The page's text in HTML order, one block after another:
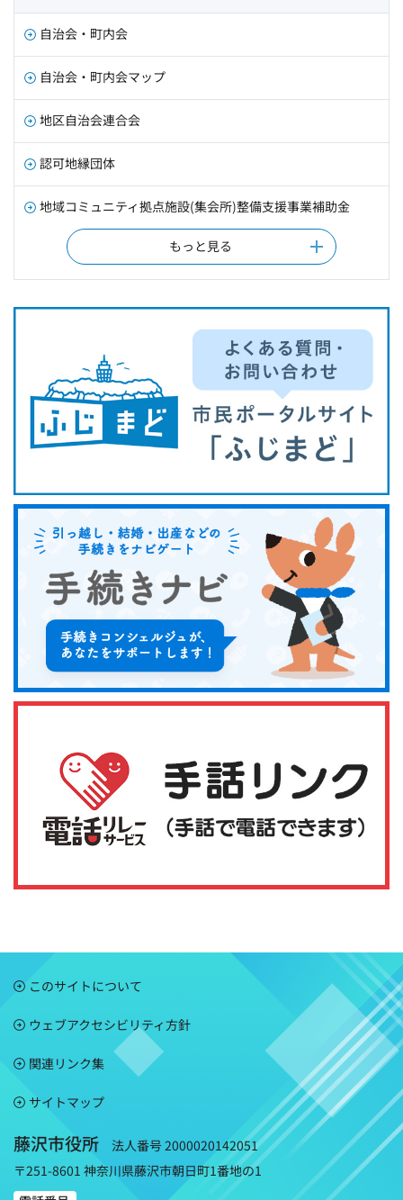
自治会・町内会
自治会・町内会マップ
地区自治会連合会
認可地縁団体
地域コミュニティ拠点施設(集会所)整備支援事業補助金
もっと見る
このサイトについて
ウェブアクセシビリティ方針
関連リンク集
サイトマップ
藤沢市役所
法人番号 2000020142051
〒251-8601 神奈川県藤沢市朝日町1番地の1